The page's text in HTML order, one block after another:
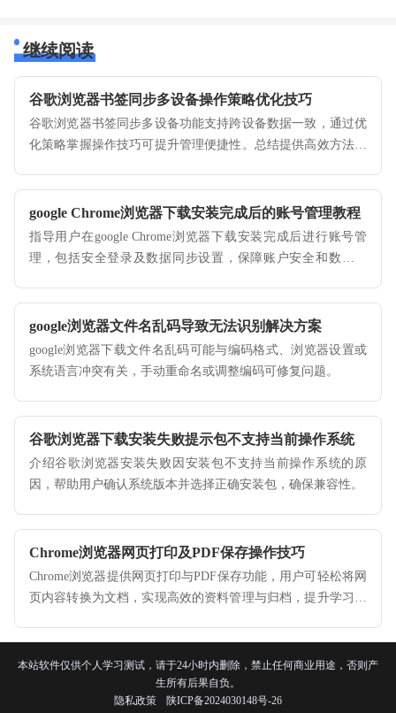
继续阅读
谷歌浏览器书签同步多设备操作策略优化技巧
谷歌浏览器书签同步多设备功能支持跨设备数据一致，通过优
化策略掌握操作技巧可提升管理便捷性。总结提供高效方法，
google Chrome浏览器下载安装完成后的账号管理教程
指导用户在google Chrome浏览器下载安装完成后进行账号管
理，包括安全登录及数据同步设置，保障账户安全和数据完
google浏览器文件名乱码导致无法识别解决方案
google浏览器下载文件名乱码可能与编码格式、浏览器设置或
系统语言冲突有关，手动重命名或调整编码可修复问题。
谷歌浏览器下载安装失败提示包不支持当前操作系统
介绍谷歌浏览器安装失败因安装包不支持当前操作系统的原
因，帮助用户确认系统版本并选择正确安装包，确保兼容性。
Chrome浏览器网页打印及PDF保存操作技巧
Chrome浏览器提供网页打印与PDF保存功能，用户可轻松将网
页内容转换为文档，实现高效的资料管理与归档，提升学习与
本站软件仅供个人学习测试，请于24小时内删除，禁止任何商业用途，否则产
生所有后果自负。
隐私政策
陕ICP备2024030148号-26